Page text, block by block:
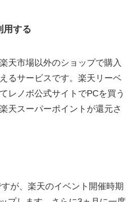
用する
天市場以外のショップで購入
るサービスです。楽天リーベ
レノボ公式サイトでPCを買う
天スーパーポイントが還元さ
が、楽天のイベント開催時期